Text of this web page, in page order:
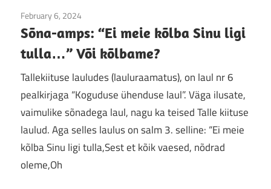
February 6, 2024
Sõna-amps: “Ei meie kõlba Sinu ligi
tulla…” Või kõlbame?
Tallekiituse lauludes (lauluraamatus), on laul nr 6
pealkirjaga “Koguduse ühenduse laul”. Väga ilusate,
vaimulike sõnadega laul, nagu ka teised Talle kiituse
laulud. Aga selles laulus on salm 3. selline: “Ei meie
kõlba Sinu ligi tulla,Sest et kõik vaesed, nõdrad
oleme,Oh